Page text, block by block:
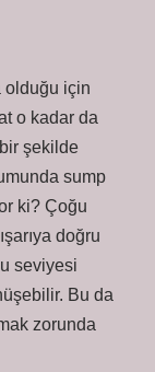
olduğu için
o kadar da
şekilde
sump
ki? Çoğu
doğru
seviyesi
Bu da
zorunda